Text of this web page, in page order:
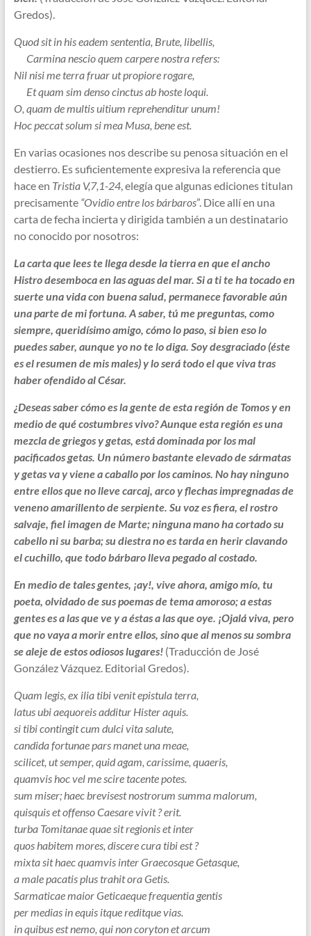
Gredos).
Quod sit in his eadem sententia, Brute, libellis,
Carmina nescio quem carpere nostra refers:
Nil nisi me terra fruar ut propiore rogare,
Et quam sim denso cinctus ab hoste loqui.
O, quam de multis uitium reprehenditur unum!
Hoc peccat solum si mea Musa, bene est.
En varias ocasiones nos describe su penosa situación en el
destierro. Es suficientemente expresiva la referencia que
hace en Tristia V,7,1-24, elegía que algunas ediciones titulan
precisamente “Ovidio entre los bárbaros”. Dice allí en una
carta de fecha incierta y dirigida también a un destinatario
no conocido por nosotros:
La carta que lees te llega desde la tierra en que el ancho
Histro desemboca en las aguas del mar. Si a ti te ha tocado en
suerte una vida con buena salud, permanece favorable aún
una parte de mi fortuna. A saber, tú me preguntas, como
siempre, queridísimo amigo, cómo lo paso, si bien eso lo
puedes saber, aunque yo no te lo diga. Soy desgraciado (éste
es el resumen de mis males) y lo será todo el que viva tras
haber ofendido al César.
¿Deseas saber cómo es la gente de esta región de Tomos y en
medio de qué costumbres vivo? Aunque esta región es una
mezcla de griegos y getas, está dominada por los mal
pacificados getas. Un número bastante elevado de sármatas
y getas va y viene a caballo por los caminos. No hay ninguno
entre ellos que no lleve carcaj, arco y flechas impregnadas de
veneno amarillento de serpiente. Su voz es fiera, el rostro
salvaje, fiel imagen de Marte; ninguna mano ha cortado su
cabello ni su barba; su diestra no es tarda en herir clavando
el cuchillo, que todo bárbaro lleva pegado al costado.
En medio de tales gentes, ¡ay!, vive ahora, amigo mío, tu
poeta, olvidado de sus poemas de tema amoroso; a estas
gentes es a las que ve y a éstas a las que oye. ¡Ojalá viva, pero
que no vaya a morir entre ellos, sino que al menos su sombra
se aleje de estos odiosos lugares! (Traducción de José
González Vázquez. Editorial Gredos).
Quam legis, ex ilia tibi venit epistula terra,
latus ubi aequoreis additur Hister aquis.
si tibi contingit cum dulci vita salute,
candida fortunae pars manet una meae,
scilicet, ut semper, quid agam, carissime, quaeris,
quamvis hoc vel me scire tacente potes.
sum miser; haec brevisest nostrorum summa malorum,
quisquis et offenso Caesare vivit ? erit.
turba Tomitanae quae sit regionis et inter
quos habitem mores, discere cura tibi est ?
mixta sit haec quamvis inter Graecosque Getasque,
a male pacatis plus trahit ora Getis.
Sarmaticae maior Geticaeque frequentia gentis
per medias in equis itque reditque vias.
in quibus est nemo, qui non coryton et arcum